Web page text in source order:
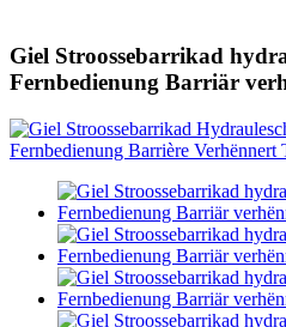
Giel Stroossebarrikad
Fernbedienung Barriär